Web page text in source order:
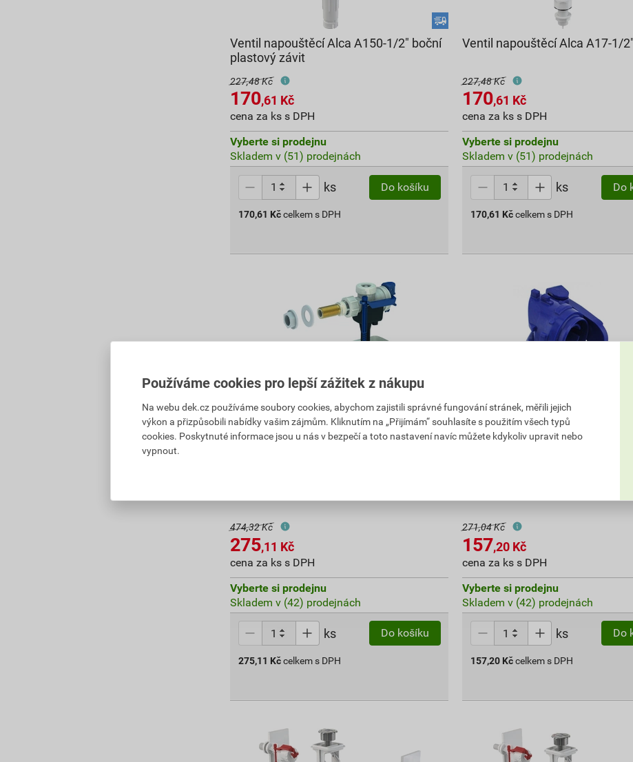
Ventil napouštěcí Alca A150-1/2" boční
plastový závit
227,48 Kč
170,61 Kč
cena za ks s DPH
Vyberte si prodejnu
Skladem v (51) prodejnách
ks Do košíku
170,61 Kč celkem s DPH
Ventil napouštěcí Alca A17-1/
227,48 Kč
170,61 Kč
cena za ks s DPH
Vyberte si prodejnu
Skladem v (51) prodejnách
ks Do
170,61 Kčcelkem s DPH
474,32 Kč
275,11 Kč
cena za ks s DPH
Vyberte si prodejnu
Skladem v (42) prodejnách
ks Do košíku
275,11 Kč celkem s DPH
271,04 Kč
157,20 Kč
cena za ks s DPH
Vyberte si prodejnu
Skladem v (42) prodejnách
ks Do
157,20 Kčcelkem s DPH
Používáme cookies pro lepší zážitek z nákupu
Na webu dek.cz používáme soubory cookies, abychom zajistili správné fungování stránek, měřili jejich
výkon a přizpůsobili nabídky vašim zájmům. Kliknutím na „Přijímám“ souhlasíte s použitím všech typů
cookies. Poskytnuté informace jsou u nás v bezpečí a toto nastavení navíc můžete kdykoliv upravit nebo
vypnout.